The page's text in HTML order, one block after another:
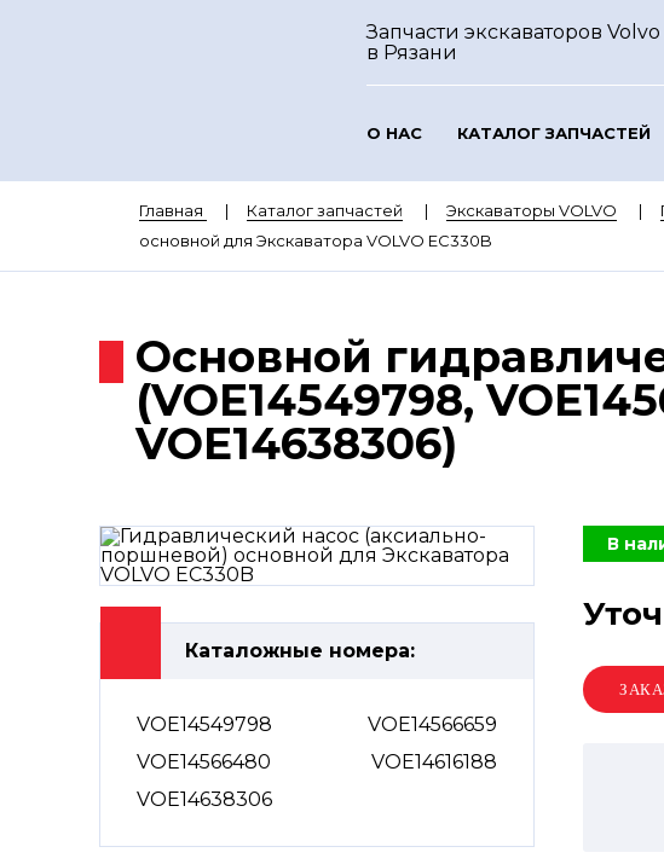
Запчасти экскаваторов Volvo
в Рязани
О НАС КАТАЛОГ ЗАПЧАСТЕЙ
Главная Каталог запчастей Экскаваторы VOLVO
основной для Экскаватора VOLVO EC330B
Основной
(VOE14549798,
VOE14638306)
Каталожные номера:
VOE14549798
VOE14566659
VOE14566480
VOE14616188
VOE14638306
В